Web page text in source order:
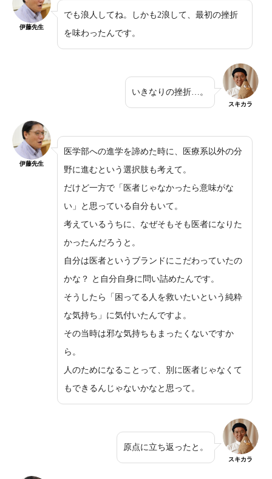
伊藤先生
でも浪人してね。しかも2浪して、最初の挫折
を味わったんです。
いきなりの挫折…。
スキカラ
伊藤先生
医学部への進学を諦めた時に、医療系以外の分
野に進むという選択肢も考えて。
だけど一方で「医者じゃなかったら意味がな
い」と思っている自分もいて。
考えているうちに、なぜそもそも医者になりた
かったんだろうと。
自分は医者というブランドにこだわっていたの
かな？ と自分自身に問い詰めたんです。
そうしたら「困ってる人を救いたいという純粋
な気持ち」に気付いたんですよ。
その当時は邪な気持ちもまったくないですか
ら。
人のためになることって、別に医者じゃなくて
もできるんじゃないかなと思って。
原点に立ち返ったと。
スキカラ